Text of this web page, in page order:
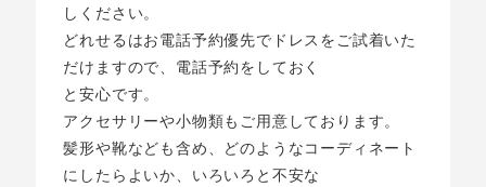
しください。
どれせるはお電話予約優先でドレスをご試着いた
だけますので、電話予約をしておく
と安心です。
アクセサリーや小物類もご用意しております。
髪形や靴なども含め、どのようなコーディネート
にしたらよいか、いろいろと不安な